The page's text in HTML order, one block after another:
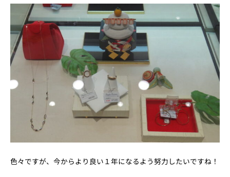
色々ですが、今からより良い１年になるよう努力したいですね！